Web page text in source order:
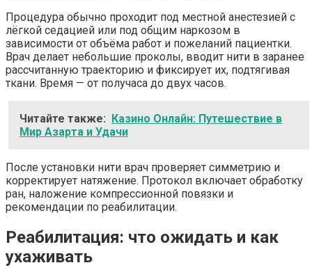
Процедура обычно проходит под местной анестезией с
лёгкой седацией или под общим наркозом в
зависимости от объёма работ и пожеланий пациентки.
Врач делает небольшие проколы, вводит нити в заранее
рассчитанную траекторию и фиксирует их, подтягивая
ткани. Время — от получаса до двух часов.
Читайте также: Казино Онлайн: Путешествие в
Мир Азарта и Удачи
После установки нити врач проверяет симметрию и
корректирует натяжение. Протокол включает обработку
ран, наложение компрессионной повязки и
рекомендации по реабилитации.
Реабилитация: что ожидать и как
ухаживать